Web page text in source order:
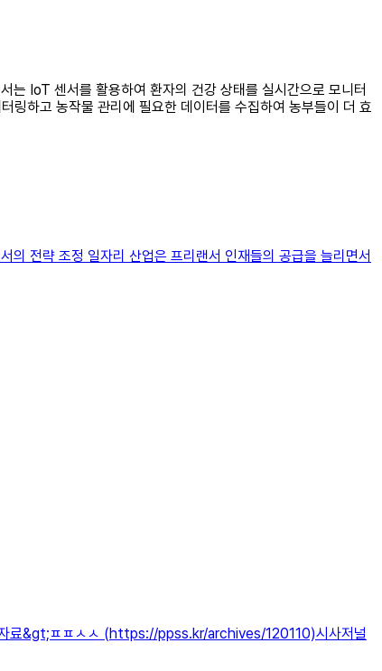
는 IoT 센서를 활용하여 환자의 건강 상태를 실시간으로 모니터
링하고 농작물 관리에 필요한 데이터를 수집하여 농부들이 더 효
의 전략 조정 일자리 산업은 프리랜서 인재들의 공급을 늘리면서
자료&gt;ㅍㅍㅅㅅ (https://ppss.kr/archives/120110)시사저널